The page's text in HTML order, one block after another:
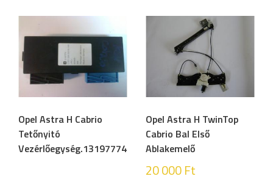
Opel Astra H Cabrio
Tetőnyitó
Vezérlőegység.13197774
Opel Astra H TwinTop
Cabrio Bal Első
Ablakemelő
20 000Ft